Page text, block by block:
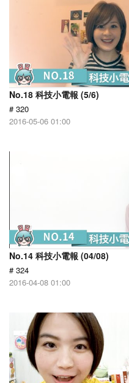
No.18 科技小電報 (5/6)
# 320
2016-05-06 01:00
No.14 科技小電報 (04/08)
# 324
2016-04-08 01:00